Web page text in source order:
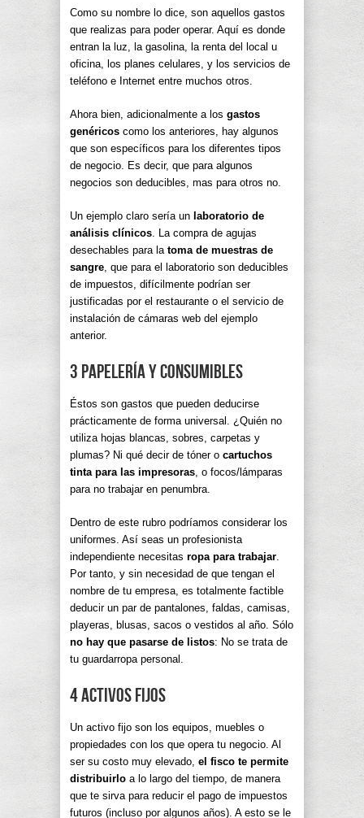
Como su nombre lo dice, son aquellos gastos
que realizas para poder operar. Aquí es donde
entran la luz, la gasolina, la renta del local u
oficina, los planes celulares, y los servicios de
teléfono e Internet entre muchos otros.
Ahora bien, adicionalmente a los gastos
genéricos como los anteriores, hay algunos
que son específicos para los diferentes tipos
de negocio. Es decir, que para algunos
negocios son deducibles, mas para otros no.
Un ejemplo claro sería un laboratorio de
análisis clínicos . La compra de agujas
desechables para la toma de muestras de
sangre , que para el laboratorio son deducibles
de impuestos, difícilmente podrían ser
justificadas por el restaurante o el servicio de
instalación de cámaras web del ejemplo
anterior.
3 Papelería y consumibles
Éstos son gastos que pueden deducirse
prácticamente de forma universal. ¿Quién no
utiliza hojas blancas, sobres, carpetas y
plumas? Ni qué decir de tóner o cartuchos
tinta para las impresoras , o focos/lámparas
para no trabajar en penumbra.
Dentro de este rubro podríamos considerar los
uniformes. Así seas un profesionista
independiente necesitas ropa para trabajar
Por tanto, y sin necesidad de que tengan el
nombre de tu empresa, es totalmente factible
deducir un par de pantalones, faldas, camisas,
playeras, blusas, sacos o vestidos al año. Sólo
no hay que pasarse de listos: No se trata de
tu guardarropa personal.
4 Activos fijos
Un activo fijo son los equipos, muebles o
propiedades con los que opera tu negocio. Al
ser su costo muy elevado, el fisco te permite
distribuirlo a lo largo del tiempo, de manera
que te sirva para reducir el pago de impuestos
futuros (incluso por algunos años). A esto se le